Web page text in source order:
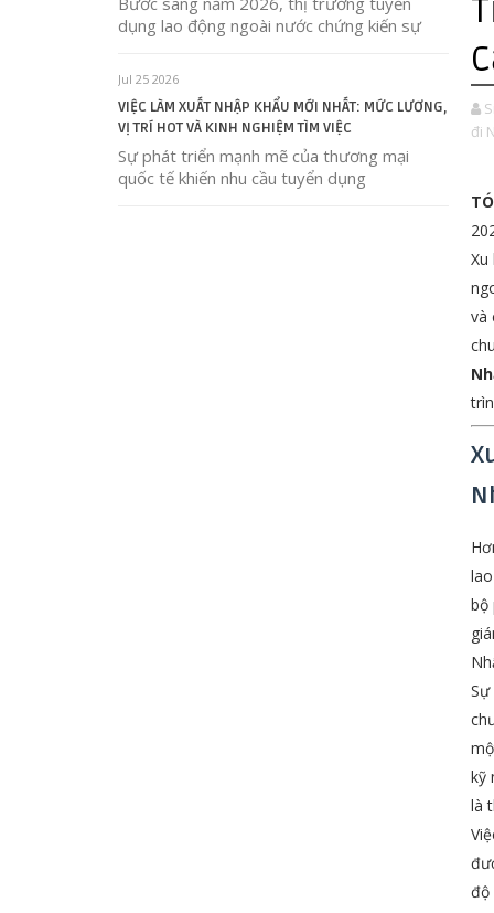
dụng lao động ngoài nước chứng kiến sự
Jul 25 2026
VIỆC LÀM XUẤT NHẬP KHẨU MỚI NHẤT: MỨC LƯƠNG,
VỊ TRÍ HOT VÀ KINH NGHIỆM TÌM VIỆC
Sự phát triển mạnh mẽ của thương mại
quốc tế khiến nhu cầu tuyển dụng
đi
và
bộ
kỹ
là
độ